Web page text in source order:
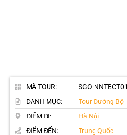
MÃ TOUR:
SGO-NNTBCT01
DANH MỤC:
Tour Đường Bộ
ĐIỂM ĐI:
Hà Nội
ĐIỂM ĐẾN:
Trung Quốc